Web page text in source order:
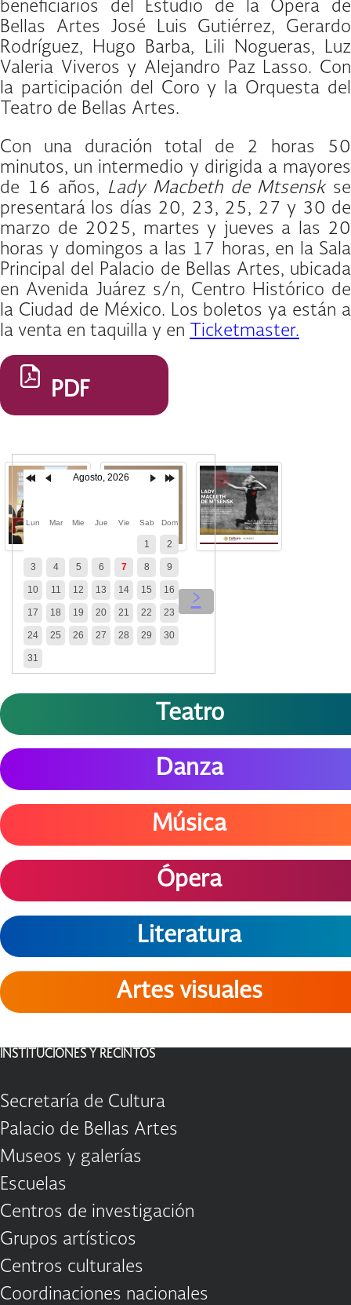
beneficiarios del Estudio de la Ópera de
Bellas Artes José Luis Gutiérrez, Gerardo
Rodríguez, Hugo Barba, Lili Nogueras, Luz
Valeria Viveros y Alejandro Paz Lasso. Con
la participación del Coro y la Orquesta del
Teatro de Bellas Artes.
Con una duración total de 2 horas 50
minutos, un intermedio y dirigida a mayores
de 16 años, Lady Macbeth de Mtsenskse
presentará los días 20, 23, 25, 27 y 30 de
marzo de 2025, martes y jueves a las 20
horas y domingos a las 17 horas, en la Sala
Principal del Palacio de Bellas Artes, ubicada
en Avenida Juárez s/n, Centro Histórico de
la Ciudad de México. Los boletos ya están a
la venta en taquilla y en
Ticketmaster.
PDF
‹ ›
Agosto, 2026
Lun Mar Mie Jue Vie Sab Dom
1 2
3 4 5 6 7 8 9
10 11 12 13 14 15 16
17 18 19 20 21 22 23
24 25 26 27 28 29 30
31
Teatro
Danza
Música
Ópera
Literatura
Artes visuales
INSTITUCIONES Y RECINTOS
Secretaría de Cultura
Palacio de Bellas Artes
Museos y galerías
Escuelas
Centros de investigación
Grupos artísticos
Centros culturales
Coordinaciones nacionales